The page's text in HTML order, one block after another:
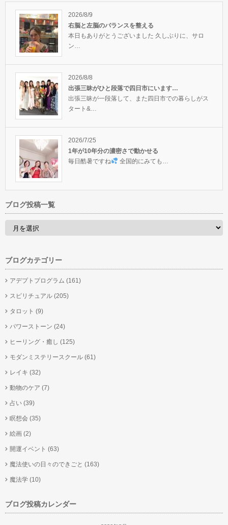
マインドを静寂にする
またまた東京ステイです〜は？
2026/8/9
右脳と左脳のバランスを整える
本日もありがとうございました 久しぶりに、サロ
ン…
2026/8/8
出張三昧がひと段落で四日市にいます…
出張三昧が一段落して、また四日市での暮らしがス
タート&…
2026/7/25
1年が10年分の濃密さで動かせる
毎日酷暑ですね
全国的にみても…
ブログ投稿一覧
ブログカテゴリー
アデプトプログラム (161)
スピリチュアル (205)
タロット (9)
パワーストーン (24)
ヒーリング・癒し (125)
モダンミステリースクール (61)
レイキ (32)
動物のケア (7)
占い (39)
瞑想会 (35)
絵画 (2)
開運イベント (63)
魔法使いの日々のできごと (163)
魔法学 (10)
ブログ投稿カレンダー